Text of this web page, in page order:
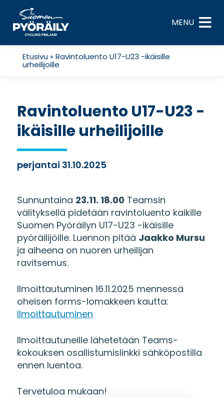
content
MENU
Etusivu»Ravintoluento U17-U23 -ikäisille
urheilijoille
Ravintoluento U17-U23 -
ikäisille urheilijoille
perjantai 31.10.2025
Sunnuntaina 23.11. 18.00Teamsin
välityksellä pidetään ravintoluento kaikille
Suomen Pyöräilyn U17-U23 -ikäisille
pyöräilijöille. Luennon pitää Jaakko Mursu
ja aiheena on nuoren urheilijan
ravitsemus.
Ilmoittautuminen 16.11.2025 mennessä
oheisen forms-lomakkeen kautta:
Ilmoittautuminen
Ilmoittautuneille lähetetään Teams-
kokouksen osallistumislinkki sähköpostilla
ennen luentoa.
Tervetuloa mukaan!